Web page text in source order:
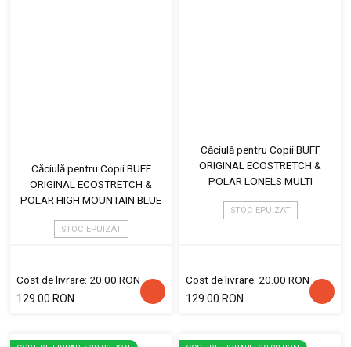
Căciulă pentru Copii BUFF
ORIGINAL ECOSTRETCH &
POLAR HIGH MOUNTAIN BLUE
STOC EPUIZAT
Cost de livrare: 20.00 RON
129.00 RON
Căciulă pentru Copii BUFF
ORIGINAL ECOSTRETCH &
POLAR LONELS MULTI
STOC EPUIZAT
Cost de livrare: 20.00 RON
129.00 RON